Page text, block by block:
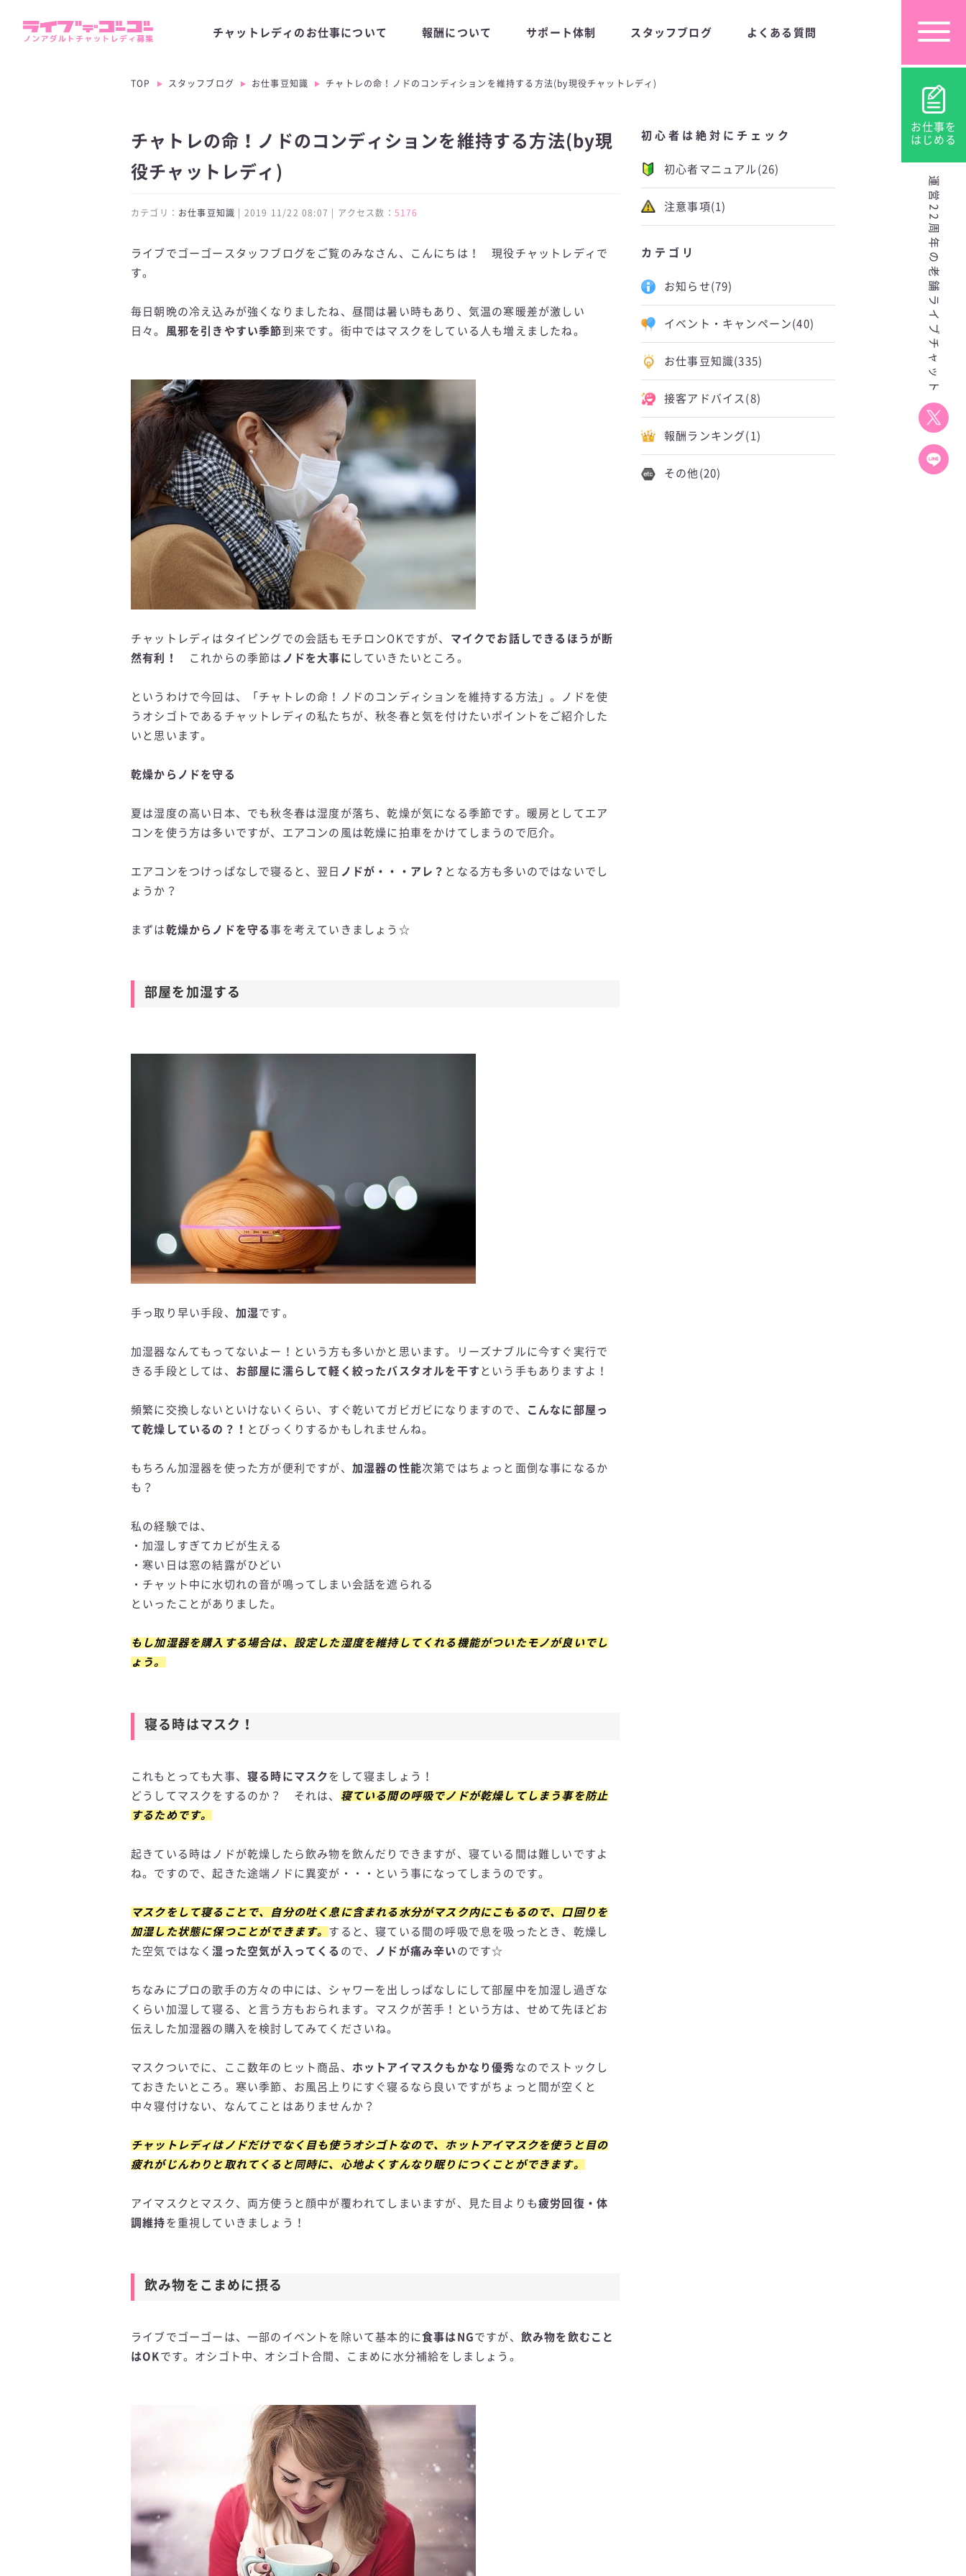
お仕事を
はじめる
運営22周年の老舗ライブチャット
チャットレディのお仕事について 報酬について サポート体制 スタッフブログ よくある質問
TOP スタッフブログ お仕事豆知識 チャトレの命！ノドのコンディションを維持する方法(by現役チャットレディ)
チャトレの命！ノドのコンディションを維持する方法(by現
役チャットレディ)
カテゴリ： お仕事豆知識 | 2019 11/22 08:07 | アクセス数： 5176
ライブでゴーゴースタッフブログをご覧のみなさん、こんにちは！ 現役チャットレディで
す。
毎日朝晩の冷え込みが強くなりましたね、昼間は暑い時もあり、気温の寒暖差が激しい
日々。 風邪を引きやすい季節 到来です。街中ではマスクをしている人も増えましたね。
チャットレディはタイピングでの会話もモチロンOKですが、 マイクでお話しできるほうが断
然有利！
これからの季節は ノドを大事に していきたいところ。
というわけで今回は、「チャトレの命！ノドのコンディションを維持する方法」。ノドを使
うオシゴトであるチャットレディの私たちが、秋冬春と気を付けたいポイントをご紹介した
いと思います。
乾燥からノドを守る
夏は湿度の高い日本、でも秋冬春は湿度が落ち、乾燥が気になる季節です。暖房としてエア
コンを使う方は多いですが、エアコンの風は乾燥に拍車をかけてしまうので厄介。
エアコンをつけっぱなしで寝ると、翌日 ノドが・・・アレ？ となる方も多いのではないでし
ょうか？
まずは 乾燥からノドを守る事を考えていきましょう☆
部屋を加湿する
手っ取り早い手段、 加湿です。
加湿器なんてもってないよー！という方も多いかと思います。リーズナブルに今すぐ実行で
きる手段としては、 お部屋に濡らして軽く絞ったバスタオルを干す という手もありますよ！
頻繁に交換しないといけないくらい、すぐ乾いてガビガビになりますので、
こんなに部屋っ
て乾燥しているの？！ とびっくりするかもしれませんね。
もちろん加湿器を使った方が便利ですが、 加湿器の性能次第ではちょっと面倒な事になるか
も？
私の経験では、
・加湿しすぎてカビが生える
・寒い日は窓の結露がひどい
・チャット中に水切れの音が鳴ってしまい会話を遮られる
といったことがありました。
もし加湿器を購入する場合は、設定した湿度を維持してくれる機能がついたモノが良いでし
ょう。
寝る時はマスク！
これもとっても大事、 寝る時にマスク をして寝ましょう！
どうしてマスクをするのか？ それは、 寝ている間の呼吸でノドが乾燥してしまう事を防止
するためです。
起きている時はノドが乾燥したら飲み物を飲んだりできますが、寝ている間は難しいですよ
ね。ですので、起きた途端ノドに異変が・・・という事になってしまうのです。
マスクをして寝ることで、自分の吐く息に含まれる水分がマスク内にこもるので、口回りを
加湿した状態に保つことができます。 すると、寝ている間の呼吸で息を吸ったとき、乾燥し
た空気ではなく湿った空気が入ってくる ので、 ノドが痛み辛い のです☆
ちなみにプロの歌手の方々の中には、シャワーを出しっぱなしにして部屋中を加湿し過ぎな
くらい加湿して寝る、と言う方もおられます。マスクが苦手！という方は、せめて先ほどお
伝えした加湿器の購入を検討してみてくださいね。
マスクついでに、ここ数年のヒット商品、 ホットアイマスクもかなり優秀 なのでストックし
ておきたいところ。寒い季節、お風呂上りにすぐ寝るなら良いですがちょっと間が空くと
中々寝付けない、なんてことはありませんか？
チャットレディはノドだけでなく目も使うオシゴトなので、ホットアイマスクを使うと目の
疲れがじんわりと取れてくると同時に、心地よくすんなり眠りにつくことができます。
アイマスクとマスク、両方使うと顔中が覆われてしまいますが、見た目よりも 疲労回復・体
調維持 を重視していきましょう！
飲み物をこまめに摂る
ライブでゴーゴーは、一部のイベントを除いて基本的に 食事はNG ですが、 飲み物を飲むこと
はOK です。オシゴト中、オシゴト合間、こまめに水分補給をしましょう。
初心者は絶対にチェック
初心者マニュアル (26)
注意事項 (1)
カテゴリ
お知らせ (79)
イベント・キャンペーン (40)
お仕事豆知識(335)
接客アドバイス (8)
報酬ランキング (1)
その他 (20)